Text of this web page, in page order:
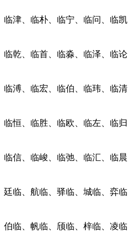
临津、临朴、临宁、临问、临凯
临乾、临首、临淼、临泽、临论
临溥、临宏、临伯、临玮、临清
临恒、临胜、临欧、临左、临归
临信、临峻、临弛、临汇、临晨
廷临、航临、驿临、城临、弈临
伯临、帆临、颀临、梓临、凌临